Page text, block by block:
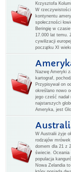
Krzysztofa
W
kontynentu
społeczności
Beringię w
17.000 lat temu.
cywilizacji
początku XI
Nazwę Ameryki
kartograf,
Przypisywał on
określano nowo
jego cześć
najstarszych
Ameryka, jest
W Australii żyje
rodzajów
domem dla 21 z
świecie. Oceania
populacja
Nowa Zelandia